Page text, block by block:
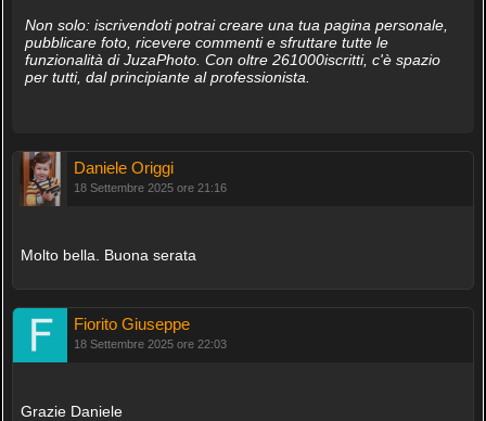
Non solo: iscrivendoti potrai creare una tua pagina personale,
pubblicare foto, ricevere commenti e sfruttare tutte le
funzionalità di JuzaPhoto. Con oltre 261000iscritti, c'è spazio
per tutti, dal principiante al professionista.
Daniele Origgi
18 Settembre 2025 ore 21:16
Molto bella. Buona serata
Fiorito Giuseppe
18 Settembre 2025 ore 22:03
Grazie Daniele